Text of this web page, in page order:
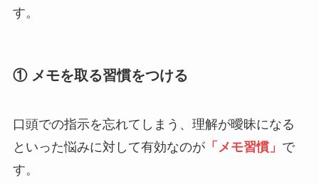
す。
① メモを取る習慣をつける
口頭での指示を忘れてしまう、理解が曖昧になる
といった悩みに対して有効なのが「メモ習慣」 で
す。